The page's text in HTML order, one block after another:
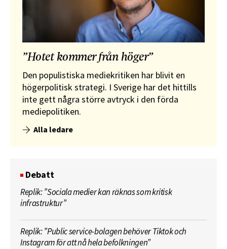
”Hotet kommer från höger”
Den populistiska mediekritiken har blivit en
högerpolitisk strategi. I Sverige har det hittills
inte gett några större avtryck i den förda
mediepolitiken.
Alla ledare
Debatt
Replik: ”Sociala medier kan räknas som kritisk
infrastruktur”
Replik: ”Public service-bolagen behöver Tiktok och
Instagram för att nå hela befolkningen”